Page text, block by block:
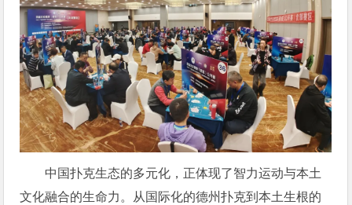
中国扑克生态的多元化，正体现了智力运动与本土
文化融合的生命力。从国际化的德州扑克到本土生根的